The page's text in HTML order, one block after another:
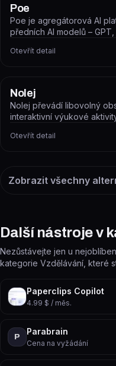
Poe
Poe je agregátorová AI
předních AI modelů – GPT,
Otevřít detail
Nolej
Nolej převádí libovolný
interaktivní výukové
Otevřít detail
Zobrazit všechny
Další nástroje v
Nezůstávejte jen u
kategorie Vzdělávání, které
Paperclips Copilot
4.99 $ / měs.
P
Parabrain
Cena na vyžádání